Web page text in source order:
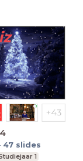
47 slides
1